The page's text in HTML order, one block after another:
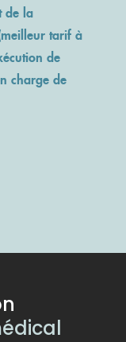
de la
tarif à
de
charge de